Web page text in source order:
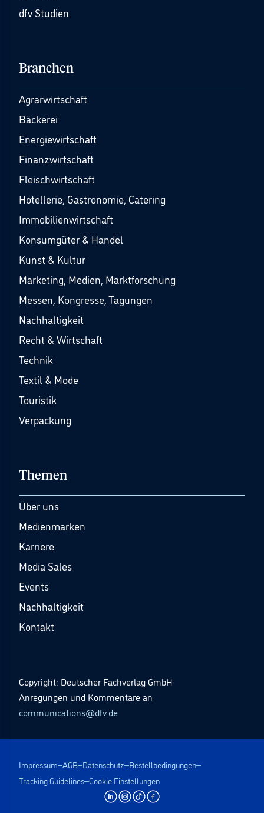
dfv Studien
Branchen
Agrarwirtschaft
Bäckerei
Energiewirtschaft
Finanzwirtschaft
Fleischwirtschaft
Hotellerie, Gastronomie, Catering
Immobilienwirtschaft
Konsumgüter & Handel
Kunst & Kultur
Marketing, Medien, Marktforschung
Messen, Kongresse, Tagungen
Nachhaltigkeit
Recht & Wirtschaft
Technik
Textil & Mode
Touristik
Verpackung
Themen
Über uns
Medienmarken
Karriere
Media Sales
Events
Nachhaltigkeit
Kontakt
Copyright: Deutscher Fachverlag GmbH
Anregungen und Kommentare an
communications@dfv.de
Impressum AGB Datenschutz Bestellbedingungen
Tracking Guidelines Cookie Einstellungen